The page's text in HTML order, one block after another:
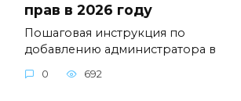
прав в 2026 году
Пошаговая инструкция по
добавлению администратора в
0 692